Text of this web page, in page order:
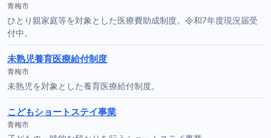
青梅市
ひとり親家庭等を対象とした医療費助成制度。令和7年度現況届受
付中。
未熟児養育医療給付制度
青梅市
未熟児を対象とした養育医療給付制度。
こどもショートステイ事業
青梅市